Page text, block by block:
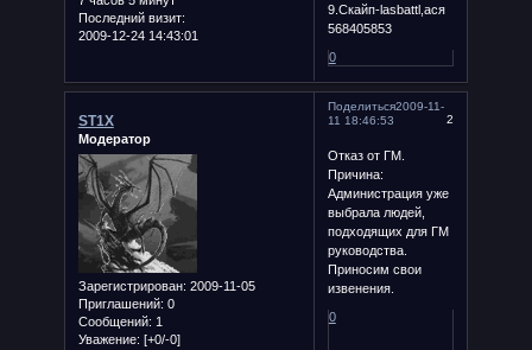
Последний визит:
2009-12-24 14:43:01
9.Скайп-lasbattl,ася
568405853
0
Поделиться
2
2009-11-
11 18:46:53
ST1X
Модератор
Зарегистрирован: 2009-11-05
Приглашений: 0
Сообщений: 1
Уважение: [+0/-0]
Отказ от ГМ.
Причина:
Администрация уже
выбрала людей,
подходящих для ГМ
руководства.
Приносим свои
извенения.
0